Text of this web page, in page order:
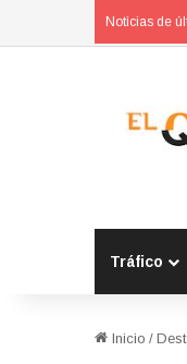
Noticias de
Tráfico
Inicio /